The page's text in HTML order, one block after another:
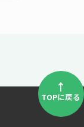
↑
TOPに戻る